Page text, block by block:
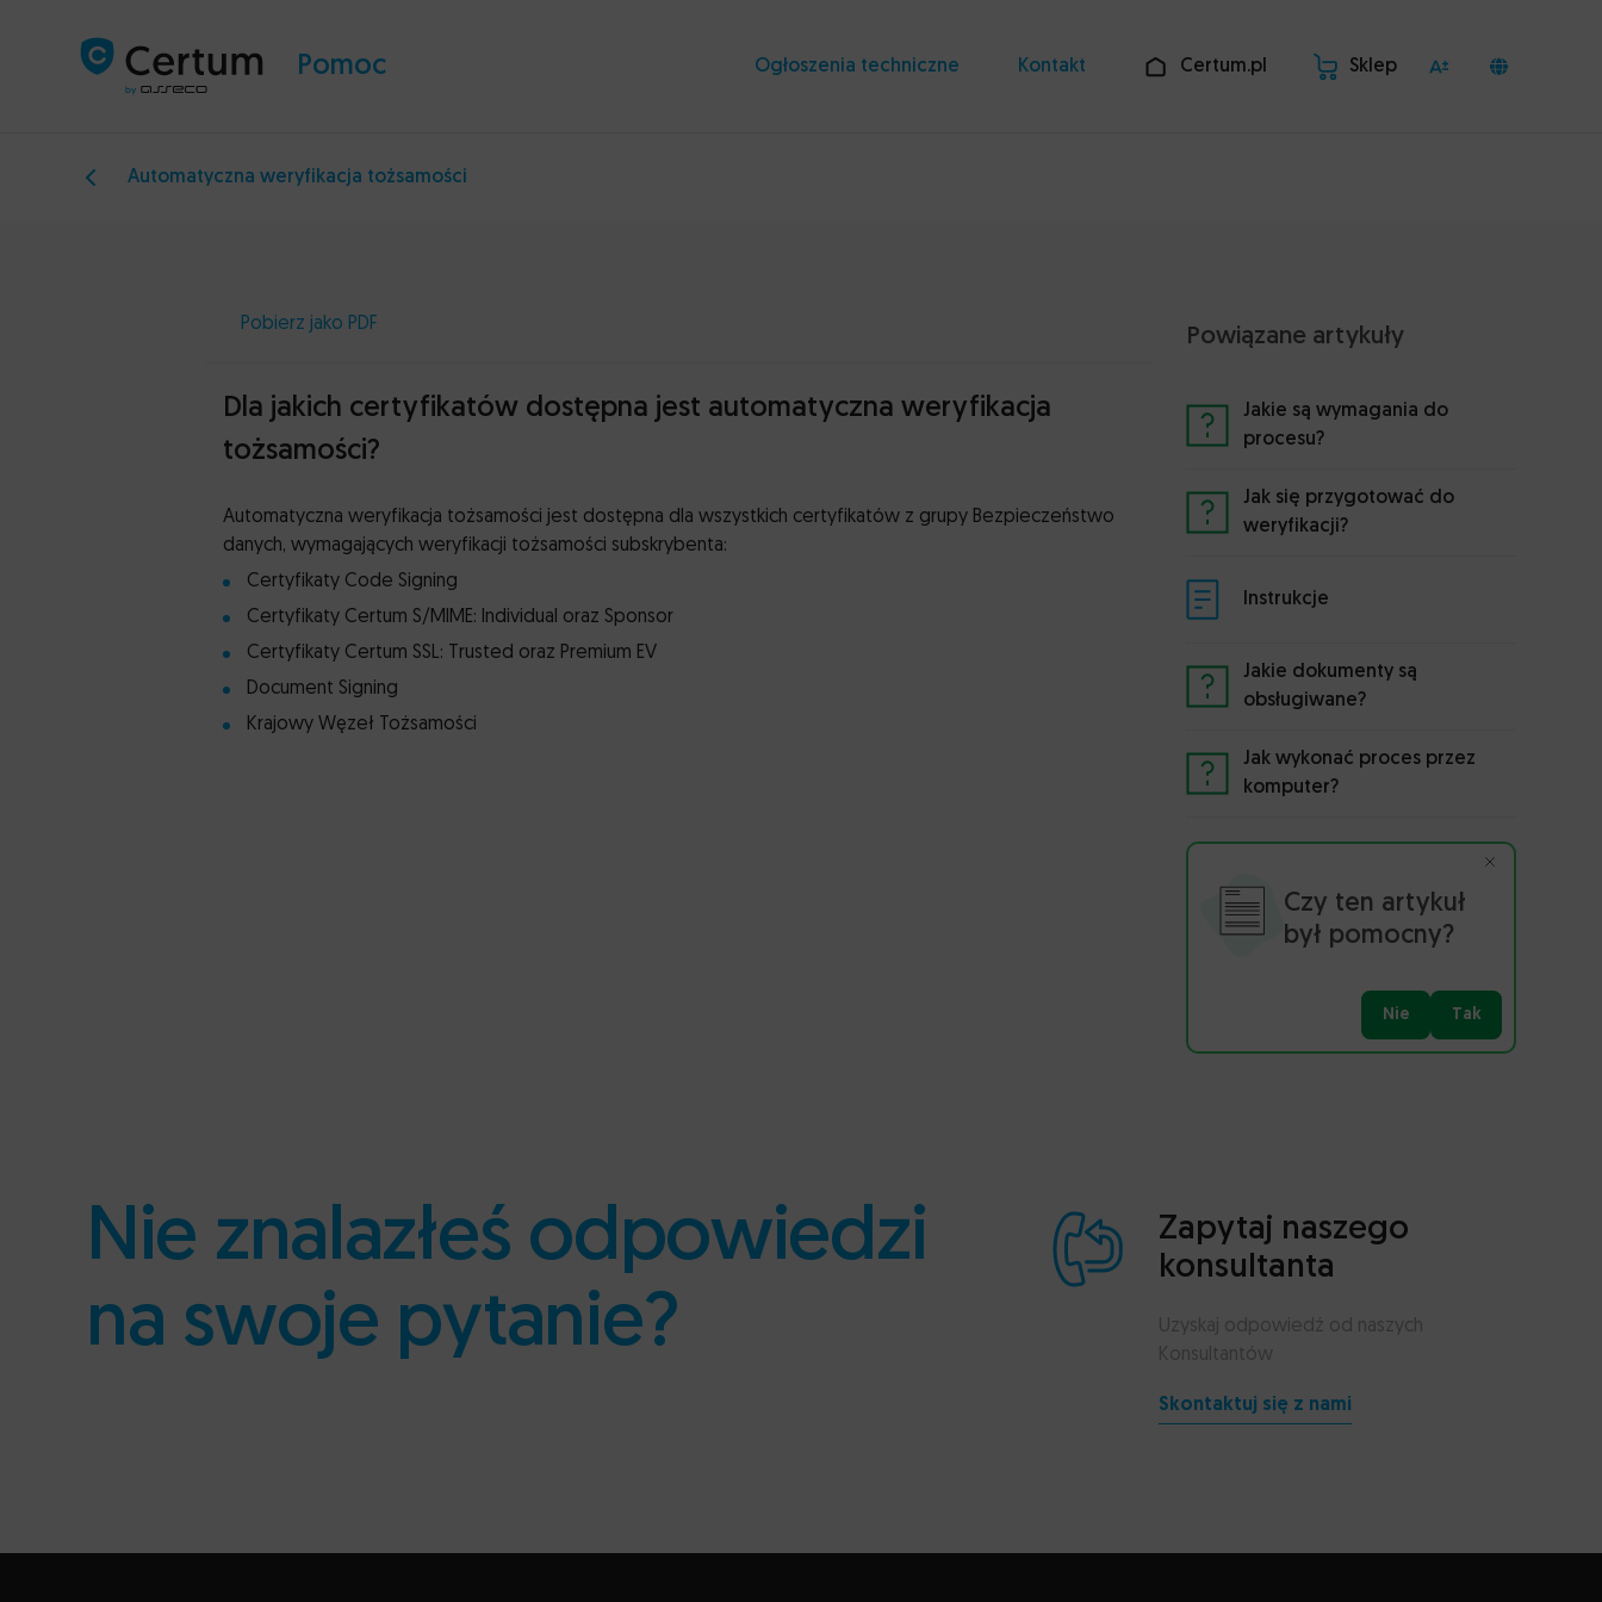
Pomoc Ogłoszenia techniczne Kontakt Certum.pl Sklep
Automatyczna weryfikacja tożsamości
Pobierz jako PDF
Dla jakich certyfikatów dostępna jest automatyczna weryfikacja
tożsamości?
Automatyczna weryfikacja tożsamości jest dostępna dla wszystkich certyfikatów z grupy Bezpieczeństwo
danych, wymagających weryfikacji tożsamości subskrybenta:
Certyfikaty Code Signing
Certyfikaty Certum S/MIME: Individual oraz Sponsor
Certyfikaty Certum SSL: Trusted oraz Premium EV
Document Signing
Krajowy Węzeł Tożsamości
Powiązane artykuły
Jakie są wymagania do
procesu?
Jak się przygotować do
weryfikacji?
Instrukcje
Jakie dokumenty są
obsługiwane?
Jak wykonać proces przez
komputer?
Czy ten artykuł
był pomocny?
Nie Tak
Nie znalazłeś odpowiedzi
na swoje pytanie?
Zapytaj naszego
konsultanta
Uzyskaj odpowiedź od naszych
Konsultantów
Skontaktuj się z nami